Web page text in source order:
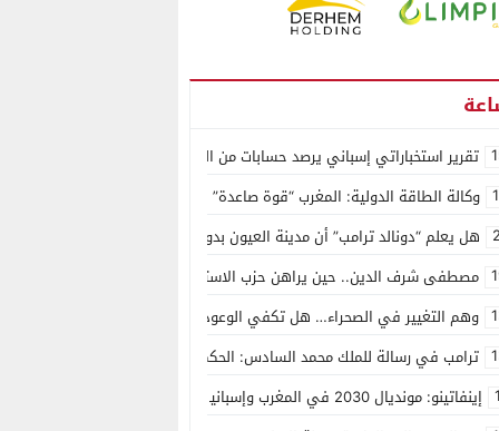
تقرير استخباراتي إسباني يرصد حسابات من الجزائر وأرقاما بـ”213+” ضمن حملة رقمية منظمة حرّضت على اقتحام سبتة
وكالة الطاقة الدولية: المغرب “قوة صاعدة” في سوق المعادن الاستراتيجية
هل يعلم “دونالد ترامب” أن مدينة العيون بدون ماء؟
مصطفى شرف الدين.. حين يراهن حزب الاستقلال على الكفاءة ويمنح الشباب
وهم التغيير في الصحراء… هل تكفي الوعود الفارغة لصناعة الواقع؟
ترامب في رسالة للملك محمد السادس: الحكم الذاتي هو الأساس الوحيد لحل
إينفاتينو: مونديال 2030 في المغرب وإسبانيا والبرتغال سيكون “الأجمل في التاريخ”